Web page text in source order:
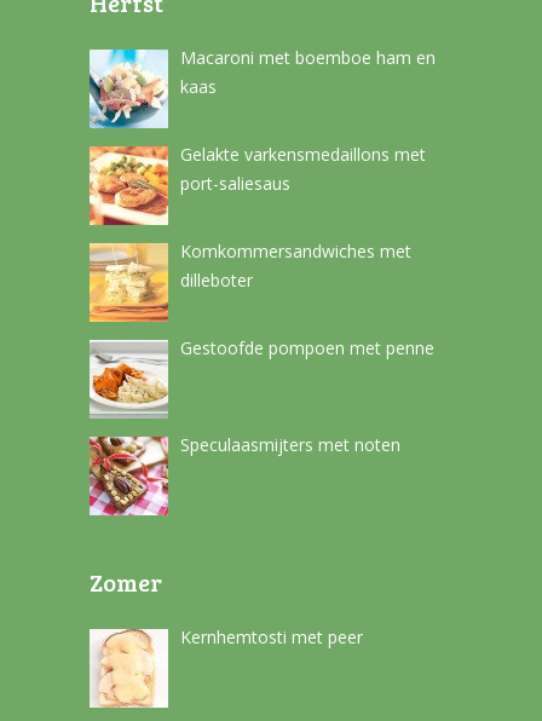
Macaroni met boemboe ham en
kaas
Gelakte varkensmedaillons met
port-saliesaus
Komkommersandwiches met
dilleboter
Gestoofde pompoen met penne
Speculaasmijters met noten
Zomer
Kernhemtosti met peer